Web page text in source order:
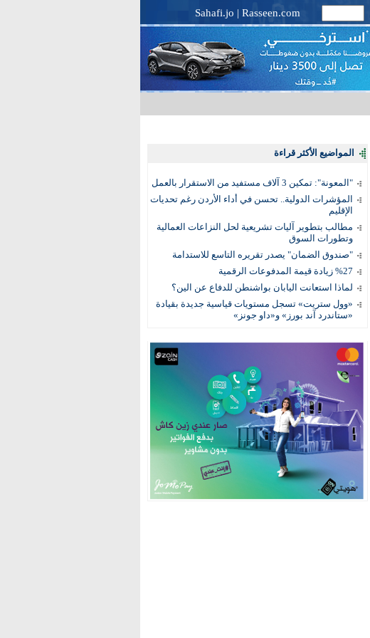
Sahafi.jo | Rasseen.com
المواضيع الأكثر قراءة
"المعونة": تمكين 3 آلاف مستفيد من الاستقرار بالعمل
المؤشرات الدولية.. تحسن في أداء الأردن رغم تحديات
الإقليم
مطالب بتطوير آليات تشريعية لحل النزاعات العمالية
وتطورات السوق
"صندوق الضمان" يصدر تقريره التاسع للاستدامة
%27 زيادة قيمة المدفوعات الرقمية
لماذا استعانت اليابان بواشنطن للدفاع عن الين؟
«وول ستريت» تسجل مستويات قياسية جديدة بقيادة
«ستاندرد آند بورز» و«داو جونز»